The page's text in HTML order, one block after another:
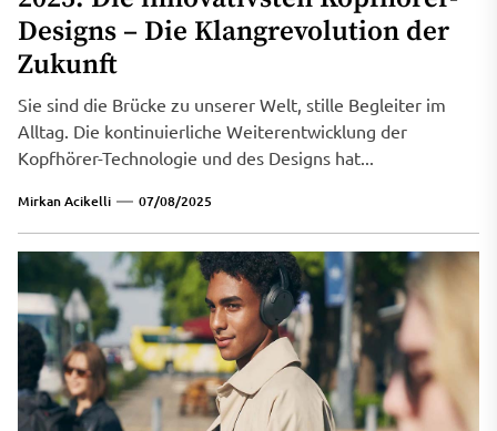
Designs – Die Klangrevolution der
Zukunft
Sie sind die Brücke zu unserer Welt, stille Begleiter im
Alltag. Die kontinuierliche Weiterentwicklung der
Kopfhörer-Technologie und des Designs hat...
Mirkan Acikelli 07/08/2025